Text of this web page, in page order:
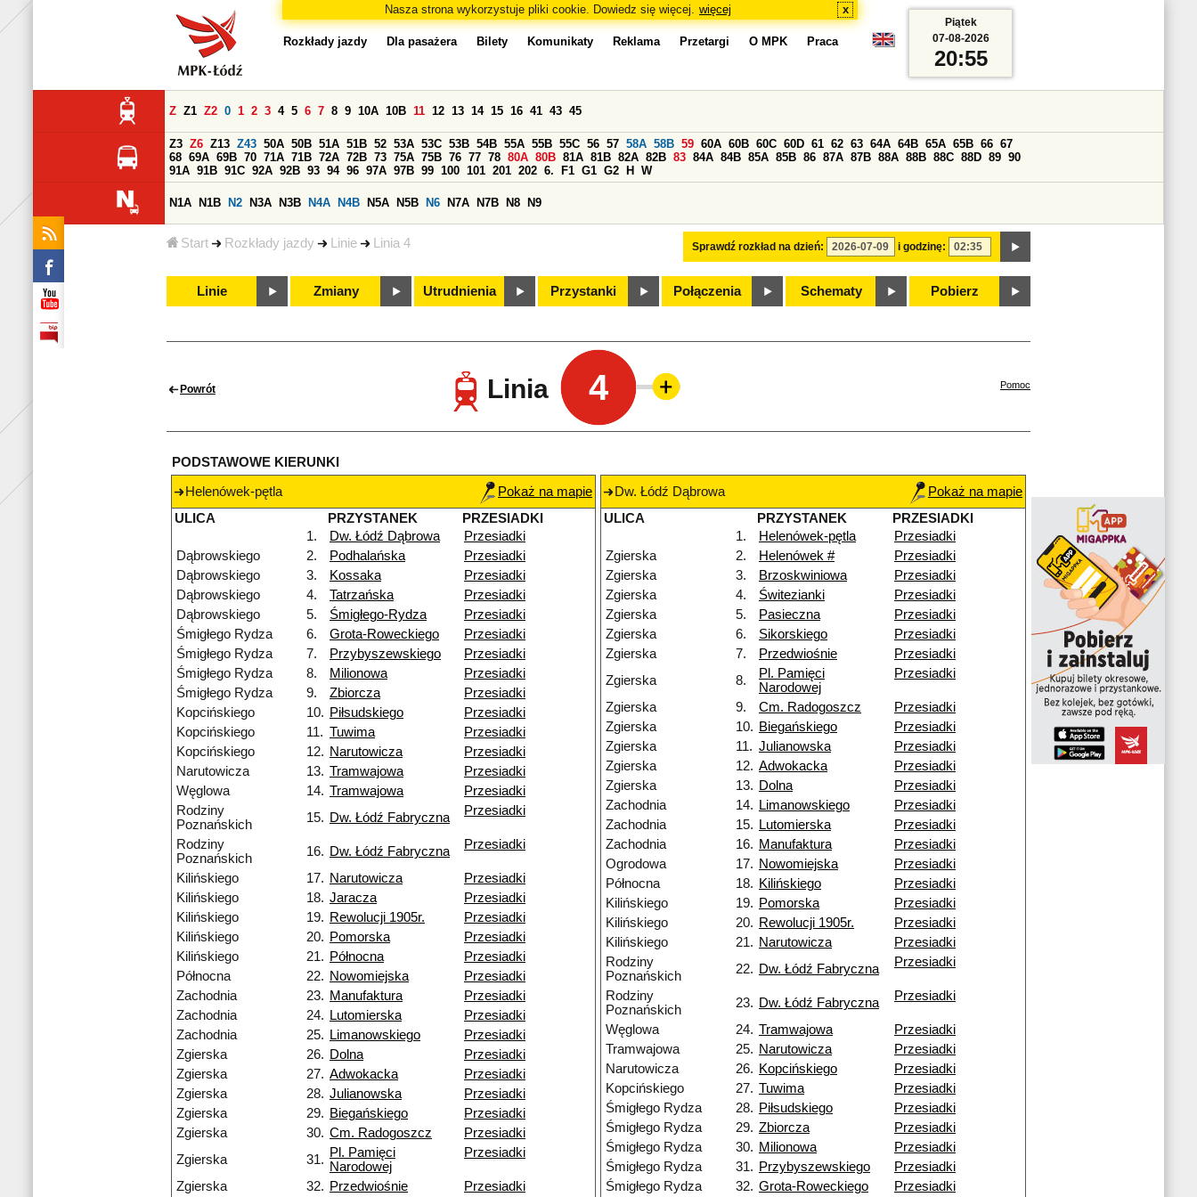
Nasza strona wykorzystuje pliki cookie. Dowiedz się więcej. więcej x
Start Rozkłady jazdy Linie Linia 4
Rozkłady jazdy Dla pasażera Bilety Komunikaty Reklama Przetargi O MPK Praca
Sprawdź rozkład na dzień: i godzinę:
Z Z1 Z2 0 1 2 3 4 5 6 7 8 9 10A 10B 11 12 13 14 15 16 41 43 45
Z3 Z6 Z13 Z43 50A 50B 51A 51B 52 53A 53C 53B 54B 55A 55B 55C 56 57 58A 58B 59 60A 60B 60C 60D 61 62 63 64A 64B 65A 65B 66 67
68 69A 69B 70 71A 71B 72A 72B 73 75A 75B 76 77 78 80A 80B 81A 81B 82A 82B 83 84A 84B 85A 85B 86 87A 87B 88A 88B 88C 88D 89 90
91A 91B 91C 92A 92B 93 94 96 97A 97B 99 100 101 201 202 6. F1 G1 G2 H W
N1A N1B N2 N3A N3B N4A N4B N5A N5B N6 N7A N7B N8 N9
Linie Zmiany Utrudnienia Przystanki Połączenia Schematy Pobierz
Piątek
07-08-2026
20:55
Powrót Linia 4 Pomoc
PODSTAWOWE KIERUNKI
Helenówek-pętla
Pokaż na mapie
ULICA
PRZYSTANEK
PRZESIADKI
1.
Dw. Łódź Dąbrowa
Przesiadki
Dąbrowskiego
2. Podhalańska
Przesiadki
Dąbrowskiego
3. Kossaka
Przesiadki
Dąbrowskiego
4. Tatrzańska
Przesiadki
Dąbrowskiego
5. Śmigłego-Rydza
Przesiadki
Śmigłego Rydza
6. Grota-Roweckiego
Przesiadki
Śmigłego Rydza
7. Przybyszewskiego
Przesiadki
Śmigłego Rydza
8. Milionowa
Przesiadki
Śmigłego Rydza
9. Zbiorcza
Przesiadki
Kopcińskiego
10. Piłsudskiego
Przesiadki
Kopcińskiego
11. Tuwima
Przesiadki
Kopcińskiego
12. Narutowicza
Przesiadki
Narutowicza
13. Tramwajowa
Przesiadki
Węglowa
14. Tramwajowa
Przesiadki
Rodziny
Poznańskich
15. Dw. Łódź Fabryczna Przesiadki
Rodziny
Poznańskich
16. Dw. Łódź Fabryczna Przesiadki
Kilińskiego 17. Narutowicza
Przesiadki
Kilińskiego
18. Jaracza
Przesiadki
Kilińskiego
19. Rewolucji 1905r.
Przesiadki
Kilińskiego
20. Pomorska
Przesiadki
Kilińskiego
21. Północna
Przesiadki
Północna
22. Nowomiejska
Przesiadki
Zachodnia
23. Manufaktura
Przesiadki
Zachodnia
24. Lutomierska
Przesiadki
Zachodnia
25. Limanowskiego
Przesiadki
Zgierska
26. Dolna
Przesiadki
Zgierska
27. Adwokacka
Przesiadki
Zgierska
28. Julianowska
Przesiadki
Zgierska
29. Biegańskiego
Przesiadki
Zgierska
30. Cm. Radogoszcz
Przesiadki
Zgierska
31. Pl. Pamięci
Narodowej
Przesiadki
Zgierska 32. Przedwiośnie Przesiadki
Dw. Łódź Dąbrowa
Pokaż na mapie
ULICA
PRZYSTANEK
PRZESIADKI
1.
Helenówek-pętla
Przesiadki
Zgierska
2. Helenówek #
Przesiadki
Zgierska
3. Brzoskwiniowa
Przesiadki
Zgierska
4. Świtezianki
Przesiadki
Zgierska
5. Pasieczna
Przesiadki
Zgierska
6. Sikorskiego
Przesiadki
Zgierska
7. Przedwiośnie
Przesiadki
Zgierska
8.
Pl. Pamięci
Narodowej
Przesiadki
Zgierska 9. Cm. Radogoszcz
Przesiadki
Zgierska
10. Biegańskiego
Przesiadki
Zgierska
11. Julianowska
Przesiadki
Zgierska
12. Adwokacka
Przesiadki
Zgierska
13. Dolna
Przesiadki
Zachodnia
14. Limanowskiego
Przesiadki
Zachodnia
15. Lutomierska
Przesiadki
Zachodnia
16. Manufaktura
Przesiadki
Ogrodowa
17. Nowomiejska
Przesiadki
Północna
18. Kilińskiego
Przesiadki
Kilińskiego
19. Pomorska
Przesiadki
Kilińskiego
20. Rewolucji 1905r.
Przesiadki
Kilińskiego
21. Narutowicza
Przesiadki
Rodziny
Poznańskich
22. Dw. Łódź Fabryczna Przesiadki
Rodziny
Poznańskich
23. Dw. Łódź Fabryczna Przesiadki
Węglowa 24. Tramwajowa
Przesiadki
Tramwajowa
25. Narutowicza
Przesiadki
Narutowicza
26. Kopcińskiego
Przesiadki
Kopcińskiego
27. Tuwima
Przesiadki
Śmigłego Rydza
28. Piłsudskiego
Przesiadki
Śmigłego Rydza
29. Zbiorcza
Przesiadki
Śmigłego Rydza
30. Milionowa
Przesiadki
Śmigłego Rydza
31. Przybyszewskiego
Przesiadki
Śmigłego Rydza
32. Grota-Roweckiego Przesiadki